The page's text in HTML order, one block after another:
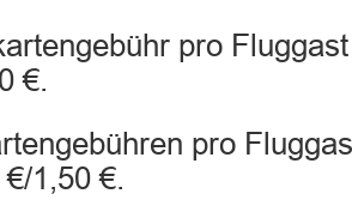
pro
€.
pro
1,50 €.